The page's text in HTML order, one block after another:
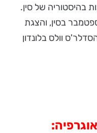
בהיסטוריה של סין.
התקיימה ב- 10 בספטמבר בסין, והצגת
וולס בלונדון